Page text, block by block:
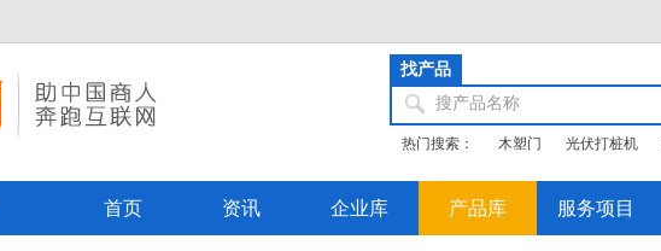
找产品
搜产品名称
热门搜索： 木塑门 光伏打桩机
首页 资讯 企业库 产品库 服务项目